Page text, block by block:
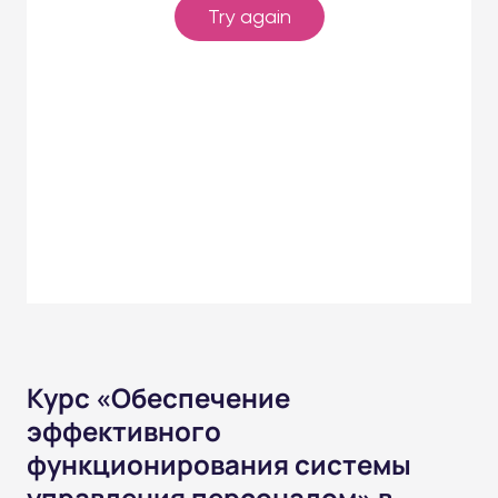
Курс «Обеспечение
эффективного
функционирования системы